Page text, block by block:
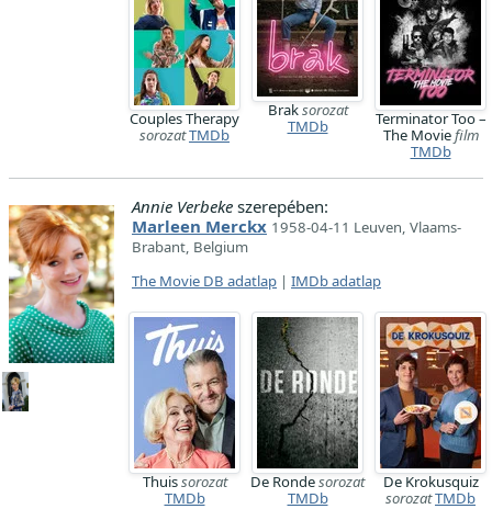
Couples Therapy
sorozatTMDb
Braksorozat
TMDb
Terminator Too –
The Moviefilm
TMDb
Annie Verbeke szerepében:
Marleen Merckx 1958-04-11 Leuven, Vlaams-
Brabant, Belgium
The Movie DB adatlap | IMDb adatlap
Thuissorozat
TMDb
De Rondesorozat
TMDb
De Krokusquiz
sorozatTMDb